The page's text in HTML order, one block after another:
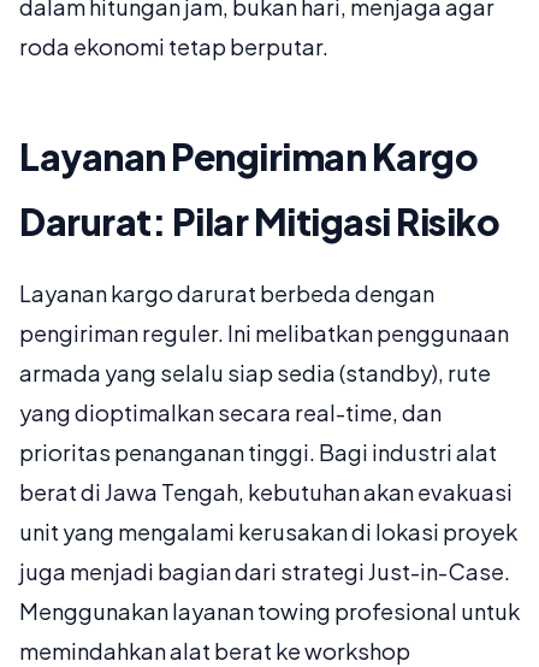
dalam hitungan jam, bukan hari, menjaga agar
roda ekonomi tetap berputar.
Layanan Pengiriman Kargo
Darurat: Pilar Mitigasi Risiko
Layanan kargo darurat berbeda dengan
pengiriman reguler. Ini melibatkan penggunaan
armada yang selalu siap sedia (standby), rute
yang dioptimalkan secara real-time, dan
prioritas penanganan tinggi. Bagi industri alat
berat di Jawa Tengah, kebutuhan akan evakuasi
unit yang mengalami kerusakan di lokasi proyek
juga menjadi bagian dari strategi Just-in-Case.
Menggunakan layanan towing profesional untuk
memindahkan alat berat ke workshop